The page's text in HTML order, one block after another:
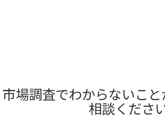
市場調査でわからないこ
相談ください